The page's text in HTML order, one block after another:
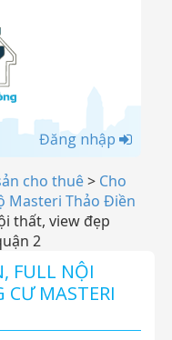
Đăng nhập
cho thuê> Cho
Masteri Thảo Điền
thất, view đẹp
2
FULL NỘI
MASTERI